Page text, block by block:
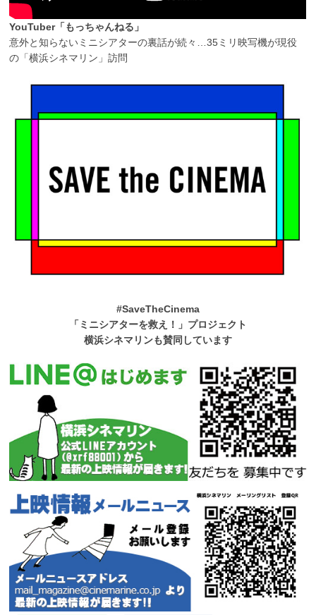
YouTuber「もっちゃんねる」
意外と知らないミニシアターの裏話が続々…35ミリ映写機が現役
の「横浜シネマリン」訪問
#SaveTheCinema
「ミニシアターを救え！」プロジェクト
横浜シネマリンも賛同しています